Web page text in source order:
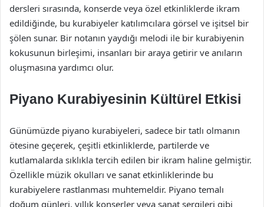
dersleri sırasında, konserde veya özel etkinliklerde ikram
edildiğinde, bu kurabiyeler katılımcılara görsel ve işitsel bir
şölen sunar. Bir notanın yaydığı melodi ile bir kurabiyenin
kokusunun birleşimi, insanları bir araya getirir ve anıların
oluşmasına yardımcı olur.
Piyano Kurabiyesinin Kültürel Etkisi
Günümüzde piyano kurabiyeleri, sadece bir tatlı olmanın
ötesine geçerek, çeşitli etkinliklerde, partilerde ve
kutlamalarda sıklıkla tercih edilen bir ikram haline gelmiştir.
Özellikle müzik okulları ve sanat etkinliklerinde bu
kurabiyelere rastlanması muhtemeldir. Piyano temalı
doğum günleri, yıllık konserler veya sanat sergileri gibi